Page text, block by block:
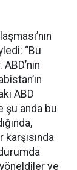
“Bu
ABD
şu anda bu
ve